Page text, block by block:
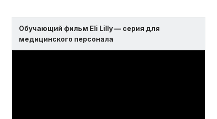
Обучающий фильм Eli Lilly — серия для
медицинского персонала